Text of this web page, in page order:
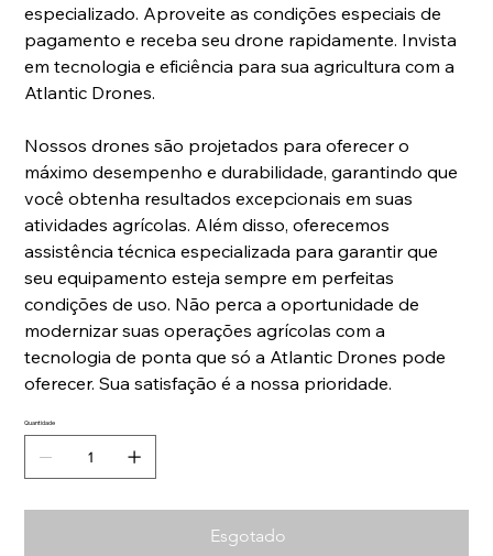
especializado. Aproveite as condições especiais de
pagamento e receba seu drone rapidamente. Invista
em tecnologia e eficiência para sua agricultura com a
Atlantic Drones.
Nossos drones são projetados para oferecer o
máximo desempenho e durabilidade, garantindo que
você obtenha resultados excepcionais em suas
atividades agrícolas. Além disso, oferecemos
assistência técnica especializada para garantir que
seu equipamento esteja sempre em perfeitas
condições de uso. Não perca a oportunidade de
modernizar suas operações agrícolas com a
tecnologia de ponta que só a Atlantic Drones pode
oferecer. Sua satisfação é a nossa prioridade.
Quantidade
Esgotado